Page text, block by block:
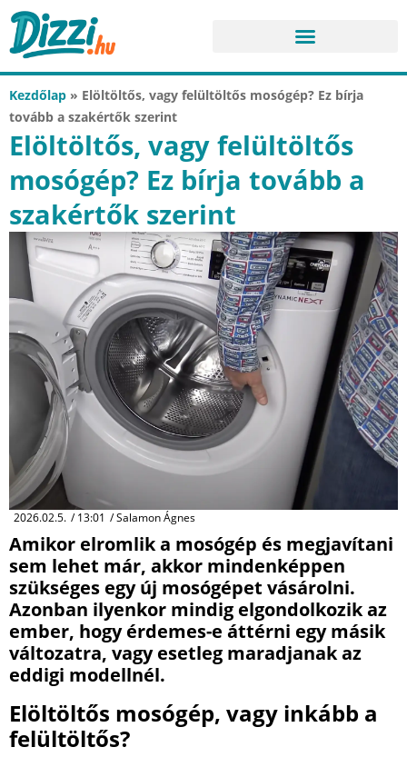
Kezdőlap » Elöltöltős, vagy felültöltős mosógép? Ez bírja
tovább a szakértők szerint
Elöltöltős, vagy felültöltős
mosógép? Ez bírja tovább a
szakértők szerint
2026.02.5. / 13:01 /Salamon Ágnes
Amikor elromlik a mosógép és megjavítani
sem lehet már, akkor mindenképpen
szükséges egy új mosógépet vásárolni.
Azonban ilyenkor mindig elgondolkozik az
ember, hogy érdemes-e áttérni egy másik
változatra, vagy esetleg maradjanak az
eddigi modellnél.
Elöltöltős mosógép, vagy inkább a
felültöltős?